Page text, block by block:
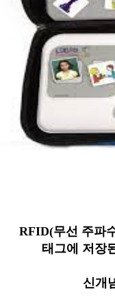
RFID(무선 주파
태그에 저장
신개